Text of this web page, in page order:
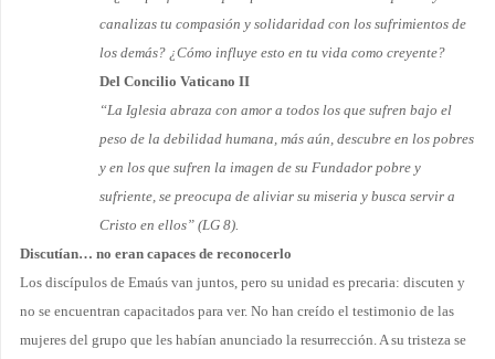
canalizas tu compasión y solidaridad con los sufrimien­tos de
los demás? ¿Cómo influye esto en tu vida como creyente?
Del Concilio Vaticano II
“La Iglesia abraza con amor a todos los que sufren bajo el
peso de la debilidad humana, más aún, de­scubre en los pobres
y en los que sufren la imagen de su Fundador pobre y
sufriente, se preocupa de aliviar su miseria y busca servir a
Cristo en ellos” (LG 8).
Discutían… no eran capaces de reconocerlo
Los discípulos de Emaús van juntos, pero su unidad es precaria: discuten y
no se encuentran ca­pacitados para ver. No han creído el testimonio de las
mujeres del grupo que les habían anunciado la resurrección. A su tristeza se